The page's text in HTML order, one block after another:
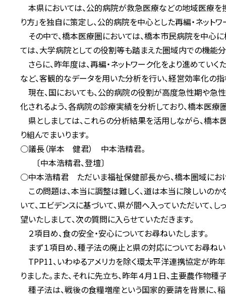
本県においては、公的病院が救急医療などの地域医療を
り方」を独自に策定し、公的病院を中心とした再編・ネット
その中で、橋本医療圏においては、橋本市民病院を中心
ては、大学病院としての役割等も踏まえた圏域内での機能
さらに、昨年度は、再編・ネットワーク化をより進めて
など、客観的なデータを用いた分析を行い、経営効率化の指
現在、国においても、公的病院の役割が高度急性期や急
化されるよう、各病院の診療実績を分析しており、橋本医
県としましては、これらの分析結果を活用しながら、橋
り組んでまいります。
○議長（岸本 健君） 中本浩精君。
〔中本浩精君、登壇〕
○中本浩精君 ただいま福祉保健部長から、橋本圏域にお
この問題は、本当に調整は難しく、道は本当に険しいのか
いて、エビデンスに基づいて、県が間へ入っていただいて
望いたしまして、次の質問に入らせていただきます。
２項目め、食の安全・安心についてお尋ねいたします。
まず１項目め、種子法の廃止と県の対応についてお尋ねい
TPP11、いわゆるアメリカを除く環太平洋連携協定が
りました。また、それに先立ち、昨年４月１日、主要農作物
種子法は、戦後の食糧増産という国家的要請を背景に、